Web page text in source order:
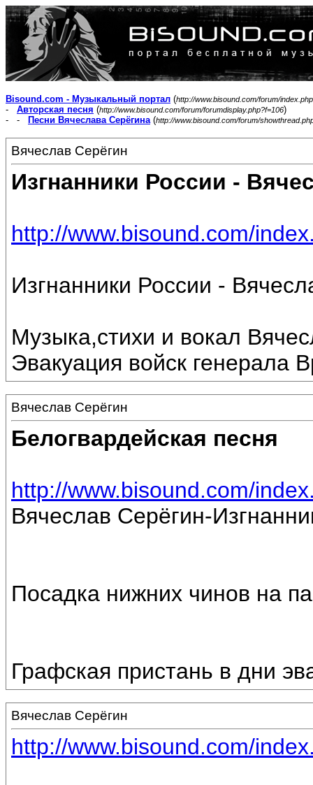
Bisound.com - Музыкальный портал (http://www.bisound.com/forum/index.php
- Авторская песня (http://www.bisound.com/forum/forumdisplay.php?f=106)
- -
Песни Вячеслава Серёгина(http://www.bisound.com/forum/
Вячеслав Серёгин
Изгнанники России -
http://www.bisound.com/
Изгнанники России -
Музыка,стихи и вокал
Эвакуация войск генерала
Вячеслав Серёгин
Белогвардейская песня
http://www.bisound.com/
Вячеслав Серёгин-
Посадка нижних чинов на
Графская пристань в дни
Вячеслав Серёгин
http://www.bisound.com/